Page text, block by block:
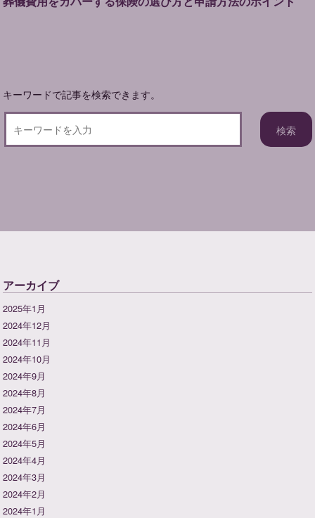
ー
キーワードで記事を検索できます。
アーカイブ
2025年1月
2024年12月
2024年11月
2024年10月
2024年9月
2024年8月
2024年7月
2024年6月
2024年5月
2024年4月
2024年3月
2024年2月
2024年1月